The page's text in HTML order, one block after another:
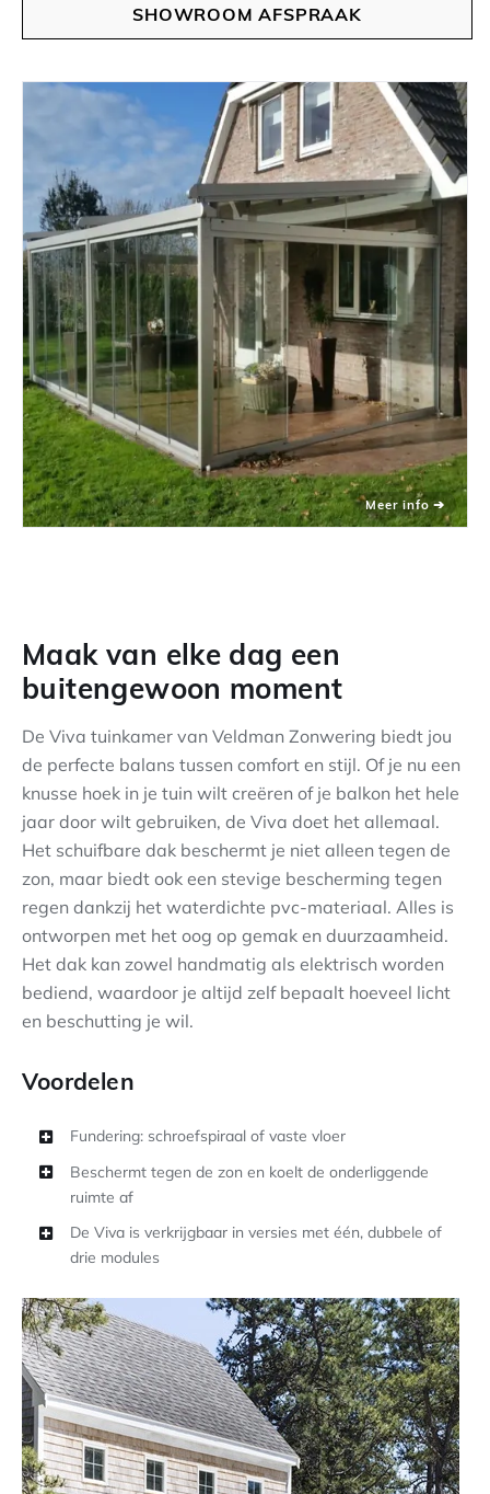
SHOWROOM AFSPRAAK
Maak van elke dag een
buitengewoon moment
De Viva tuinkamer van Veldman Zonwering biedt jou
de perfecte balans tussen comfort en stijl. Of je nu een
knusse hoek in je tuin wilt creëren of je balkon het hele
jaar door wilt gebruiken, de Viva doet het allemaal.
Het schuifbare dak beschermt je niet alleen tegen de
zon, maar biedt ook een stevige bescherming tegen
regen dankzij het waterdichte pvc-materiaal. Alles is
ontworpen met het oog op gemak en duurzaamheid.
Het dak kan zowel handmatig als elektrisch worden
bediend, waardoor je altijd zelf bepaalt hoeveel licht
en beschutting je wil.
Voordelen
Fundering: schroefspiraal of vaste vloer
Beschermt tegen de zon en koelt de onderliggende
ruimte af
De Viva is verkrijgbaar in versies met één, dubbele of
drie modules